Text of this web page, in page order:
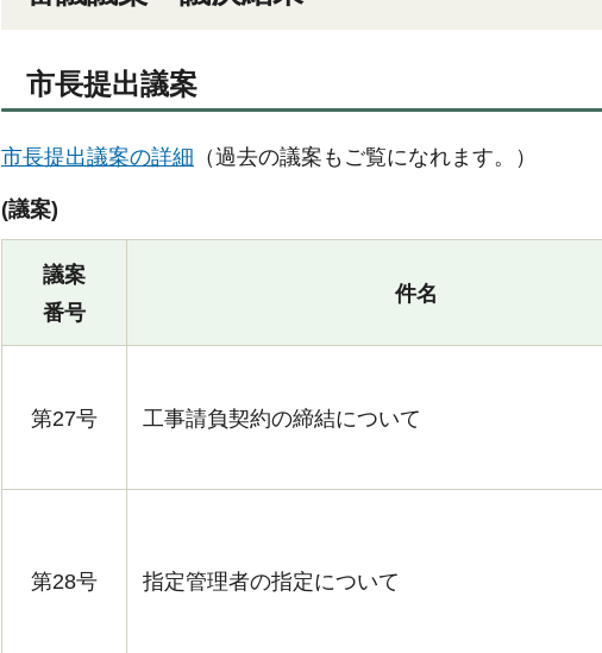
市長提出議案
市長提出議案の詳細 （過去の議案もご覧になれます。）
(議案)
議案
番号
件名
第27号 工事請負契約の締結について
第28号 指定管理者の指定について